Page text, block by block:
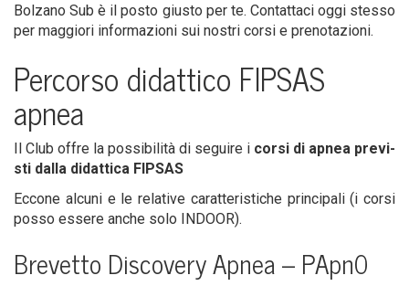
Bol­za­no Sub è il posto giu­sto per te. Con­tat­ta­ci oggi stes­so
per mag­gio­ri infor­ma­zio­ni sui nostri cor­si e prenotazioni.
Per­cor­so didat­ti­co FIPSAS
apnea
Il Club offre la pos­si­bi­li­tà di segui­re i cor­si di apnea pre­vi­
sti dal­la didat­ti­ca FIPSAS
Ecco­ne alcu­ni e le rela­ti­ve carat­te­ri­sti­che prin­ci­pa­li (i cor­si
pos­so esse­re anche solo INDOOR).
Bre­vet­to Disco­ve­ry Apnea – PApn0